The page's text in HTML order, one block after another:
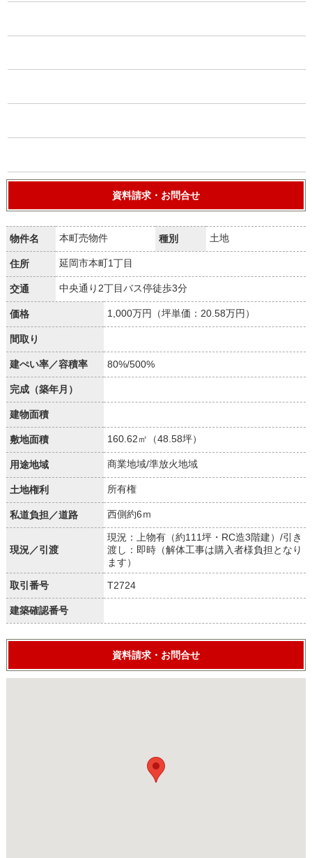
資料請求・お問合せ
物件名 本町売物件 種別 土地
住所 延岡市本町1丁目
交通 中央通り2丁目バス停徒歩3分
価格 1,000万円（坪単価：20.58万円）
間取り
建ぺい率／容積率 80%/500%
完成（築年月）
建物面積
敷地面積 160.62㎡（48.58坪）
用途地域 商業地域/準放火地域
土地権利 所有権
私道負担／道路 西側約6ｍ
現況／引渡
現況：上物有（約111坪・RC造3階建）/引き
渡し：即時（解体工事は購入者様負担となり
ます）
取引番号 T2724
建築確認番号
資料請求・お問合せ